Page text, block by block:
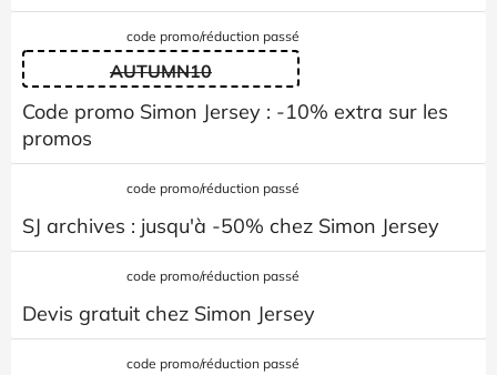
code promo/réduction passé
AUTUMN10
Code promo Simon Jersey : -10% extra sur les
promos
code promo/réduction passé
SJ archives : jusqu'à -50% chez Simon Jersey
code promo/réduction passé
Devis gratuit chez Simon Jersey
code promo/réduction passé